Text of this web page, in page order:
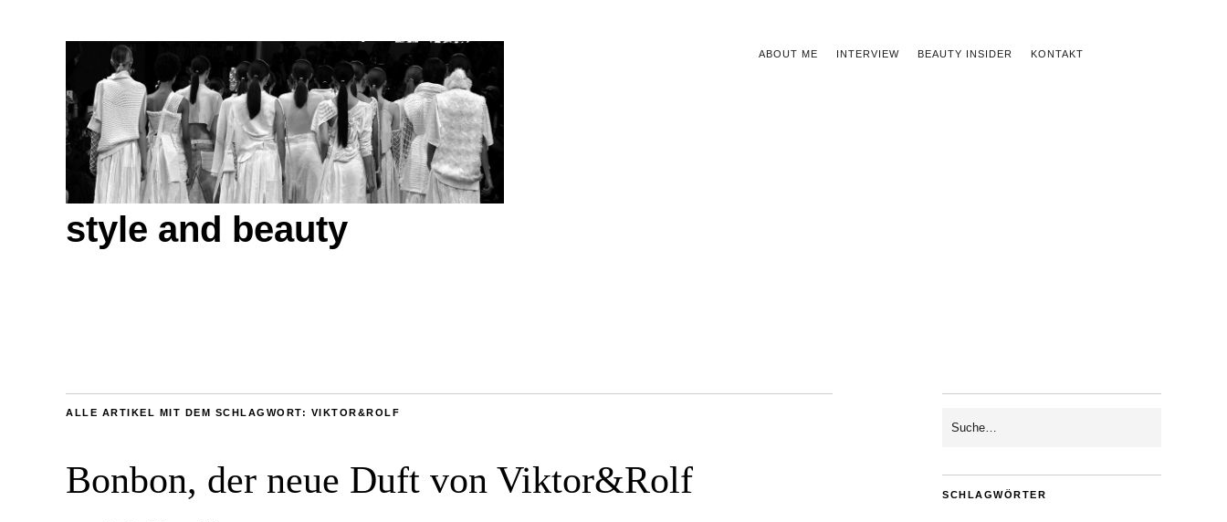
ABOUT ME INTERVIEW BEAUTY INSIDER KONTAKT
style and beauty
ALLE ARTIKEL MIT DEM SCHLAGWORT: VIKTOR&ROLF
Bonbon, der neue Duft von Viktor&Rolf SCHLAGWÖRTER